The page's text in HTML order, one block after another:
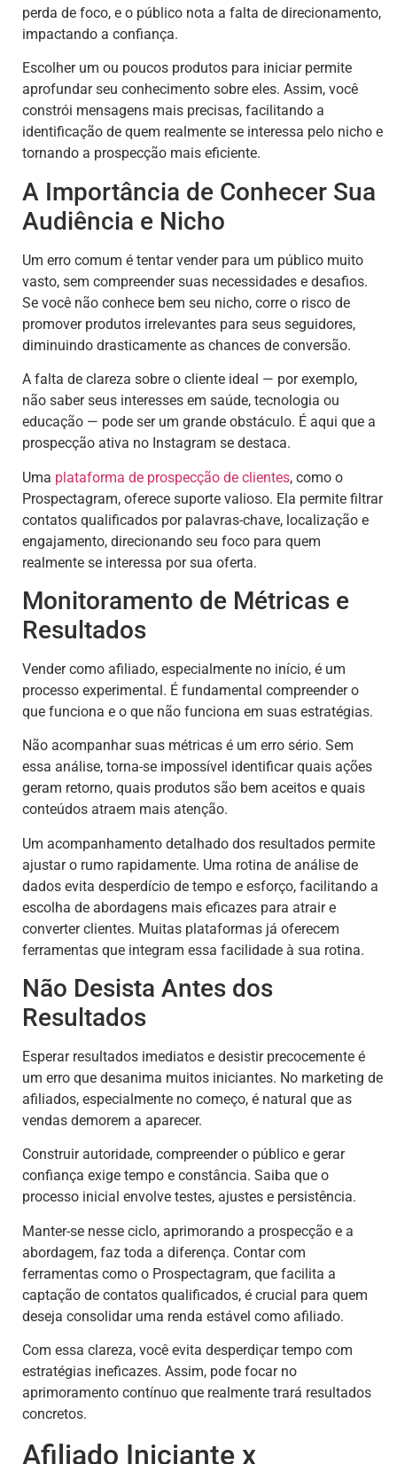
perda de foco, e o público nota a falta de direcionamento,
impactando a confiança.
Escolher um ou poucos produtos para iniciar permite
aprofundar seu conhecimento sobre eles. Assim, você
constrói mensagens mais precisas, facilitando a
identificação de quem realmente se interessa pelo nicho e
tornando a prospecção mais eficiente.
A Importância de Conhecer Sua
Audiência e Nicho
Um erro comum é tentar vender para um público muito
vasto, sem compreender suas necessidades e desafios.
Se você não conhece bem seu nicho, corre o risco de
promover produtos irrelevantes para seus seguidores,
diminuindo drasticamente as chances de conversão.
A falta de clareza sobre o cliente ideal — por exemplo,
não saber seus interesses em saúde, tecnologia ou
educação — pode ser um grande obstáculo. É aqui que a
prospecção ativa no Instagram se destaca.
Uma plataforma de prospecção de clientes, como o
Prospectagram, oferece suporte valioso. Ela permite filtrar
contatos qualificados por palavras-chave, localização e
engajamento, direcionando seu foco para quem
realmente se interessa por sua oferta.
Monitoramento de Métricas e
Resultados
Vender como afiliado, especialmente no início, é um
processo experimental. É fundamental compreender o
que funciona e o que não funciona em suas estratégias.
Não acompanhar suas métricas é um erro sério. Sem
essa análise, torna-se impossível identificar quais ações
geram retorno, quais produtos são bem aceitos e quais
conteúdos atraem mais atenção.
Um acompanhamento detalhado dos resultados permite
ajustar o rumo rapidamente. Uma rotina de análise de
dados evita desperdício de tempo e esforço, facilitando a
escolha de abordagens mais eficazes para atrair e
converter clientes. Muitas plataformas já oferecem
ferramentas que integram essa facilidade à sua rotina.
Não Desista Antes dos
Resultados
Esperar resultados imediatos e desistir precocemente é
um erro que desanima muitos iniciantes. No marketing de
afiliados, especialmente no começo, é natural que as
vendas demorem a aparecer.
Construir autoridade, compreender o público e gerar
confiança exige tempo e constância. Saiba que o
processo inicial envolve testes, ajustes e persistência.
Manter-se nesse ciclo, aprimorando a prospecção e a
abordagem, faz toda a diferença. Contar com
ferramentas como o Prospectagram, que facilita a
captação de contatos qualificados, é crucial para quem
deseja consolidar uma renda estável como afiliado.
Com essa clareza, você evita desperdiçar tempo com
estratégias ineficazes. Assim, pode focar no
aprimoramento contínuo que realmente trará resultados
concretos.
Afiliado Iniciante x